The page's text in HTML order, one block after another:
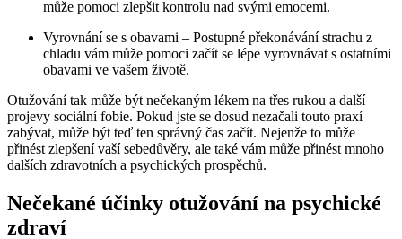
může pomoci zlepšit kontrolu nad svými emocemi.
Vyrovnání se s obavami – Postupné překonávání strachu z
chladu vám může pomoci začít se lépe vyrovnávat s ostatními
obavami ve vašem životě.
Otužování tak může být nečekaným lékem na třes rukou a další
projevy sociální fobie. Pokud jste se dosud nezačali touto praxí
zabývat, může být teď ten správný čas začít. Nejenže to může
přinést zlepšení vaší sebedůvěry, ale také vám může přinést mnoho
dalších zdravotních a psychických prospěchů.
Nečekané účinky otužování na psychické
zdraví